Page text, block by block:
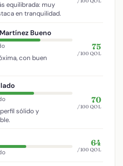
equilibrada: muy
en tranquilidad.
Bueno
con buen
75
/100 QOL
sólido y
70
/100 QOL
64
/100 QOL